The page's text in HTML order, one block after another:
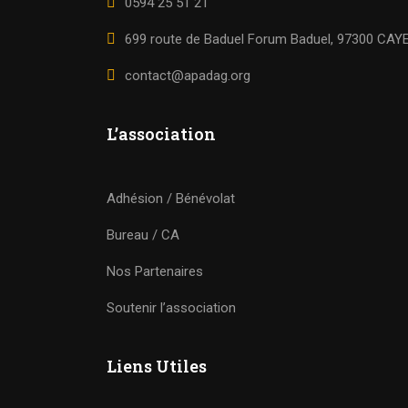
699 route de Baduel Forum Baduel, 97300
contact@apadag.org
L’association
Adhésion / Bénévolat
Bureau / CA
Nos Partenaires
Soutenir l’association
Liens Utiles